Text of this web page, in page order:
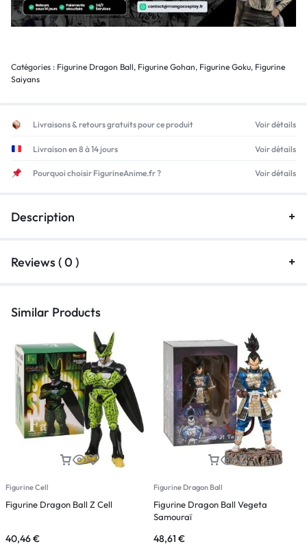
Catégories : Figurine Dragon Ball, Figurine Gohan, Figurine Goku, Figurine
Saiyans
Livraisons & retours gratuits pour ce produit Voir détails
Livraison en 8 à 14 jours Voir détails
Pourquoi choisir FigurineAnime.fr ? Voir détails
Description
Reviews ( 0 )
Similar Products
Figurine Cell
Figurine Dragon Ball Z Cell
40,46€
Figurine Dragon Ball
Figurine Dragon Ball Vegeta
Samouraï
48,61 €